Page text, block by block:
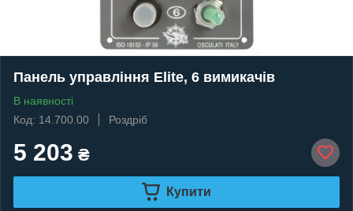
Панель управління Elite, 6 вимикачів
В наявності
Код: 14.700.00
Роздріб
5 203 ₴
Купити